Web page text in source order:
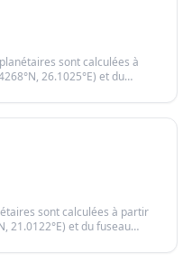
sont calculées à
26.1025°E) et du
sont calculées à partir
21.0122°E) et du fuseau